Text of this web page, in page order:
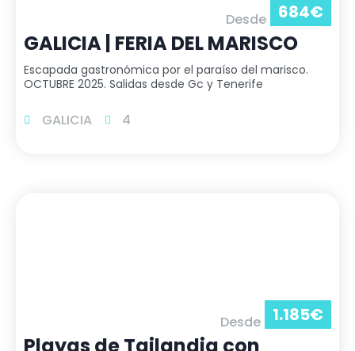
Desde 684€
GALICIA | FERIA DEL MARISCO
Escapada gastronómica por el paraíso del marisco.
OCTUBRE 2025. Salidas desde Gc y Tenerife
GALICIA 4
Desde 1.185€
Playas de Tailandia con